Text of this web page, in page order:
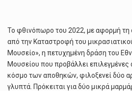
Το φθινόπωρο του 2022, με αφορμή
από την Καταστροφή του
Μουσείο», η πετυχημένη δράση του
Μουσείου που προβάλλει επιλεγμένες
κόσμο των αποθηκών, φιλοξενεί δύο
γλυπτά. Πρόκειται για δύο μικρά